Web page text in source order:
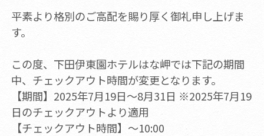
平素より格別のご高配を賜り厚く御礼申し上げま
す。
この度、下田伊東園ホテルはな岬では下記の期間
中、チェックアウト時間が変更となります。
【期間】2025年7月19日～8月31日 ※2025年7月19
日のチェックアウトより適用
【チェックアウト時間】～10:00